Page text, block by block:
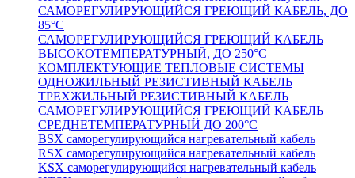
САМОРЕГУЛИРУЮЩИЙСЯ ГРЕЮЩИЙ КАБЕЛЬ, ДО
85°С
САМОРЕГУЛИРУЮЩИЙСЯ ГРЕЮЩИЙ КАБЕЛЬ
ВЫСОКОТЕМПЕРАТУРНЫЙ, ДО 250°С
КОМПЛЕКТУЮЩИЕ ТЕПЛОВЫЕ СИСТЕМЫ
ОДНОЖИЛЬНЫЙ РЕЗИСТИВНЫЙ КАБЕЛЬ
ТРЕХЖИЛЬНЫЙ РЕЗИСТИВНЫЙ КАБЕЛЬ
САМОРЕГУЛИРУЮЩИЙСЯ ГРЕЮЩИЙ КАБЕЛЬ
СРЕДНЕТЕМПЕРАТУРНЫЙ ДО 200°С
BSX саморегулирующийся нагревательный кабель
RSX саморегулирующийся нагревательный кабель
KSX саморегулирующийся нагревательный кабель